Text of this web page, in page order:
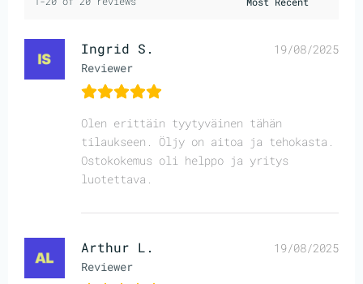
Ingrid S.
Reviewer
19/08/2025
Olen erittäin tyytyväinen tähän
tilaukseen. Öljy on aitoa ja tehokasta.
Ostokokemus oli helppo ja yritys
luotettava.
Arthur L.
Reviewer
19/08/2025